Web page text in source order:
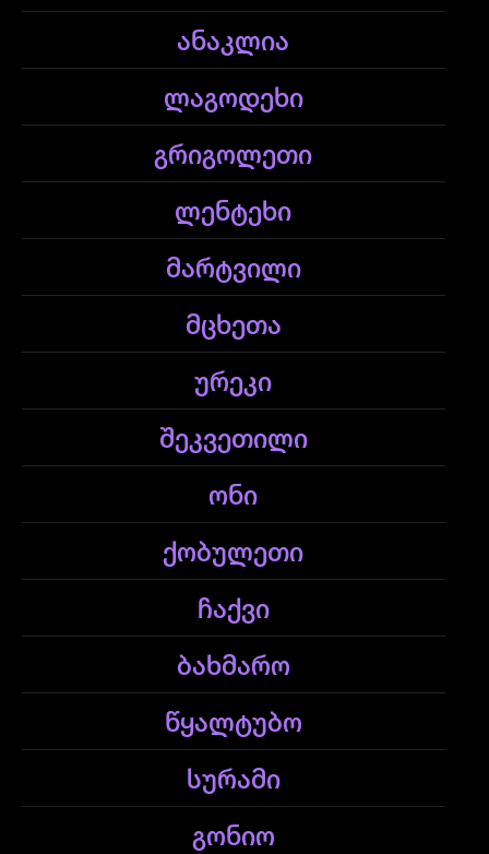
ანაკლია
ლაგოდეხი
გრიგოლეთი
ლენტეხი
მარტვილი
მცხეთა
ურეკი
შეკვეთილი
ონი
ქობულეთი
ჩაქვი
ბახმარო
წყალტუბო
სურამი
გონიო